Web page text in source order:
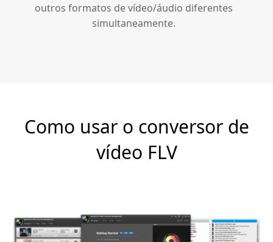
outros formatos de vídeo/áudio diferentes
simultaneamente.
Como usar o conversor de
vídeo FLV